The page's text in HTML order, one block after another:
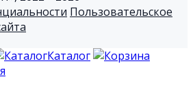
Пользовательское
Каталог